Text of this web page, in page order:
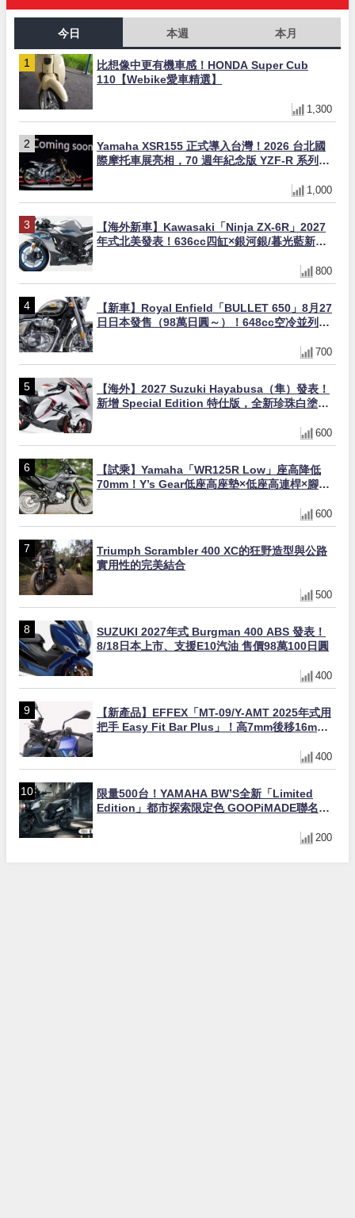
今日 本週 本月
比想像中更有機車感！HONDA Super Cub
110【Webike愛車精選】
1,300
Yamaha XSR155 正式導入台灣！2026 台北國
際摩托車展亮相，70 週年紀念版 YZF-R 系列限
1,000
【海外新車】Kawasaki「Ninja ZX-6R」2027
年式北美發表！636cc四缸×銀河銀/暮光藍新色
800
【新車】Royal Enfield「BULLET 650」8月27
日日本發售（98萬日圓～）！648cc空冷並列雙
700
【海外】2027 Suzuki Hayabusa（隼）發表！
新增 Special Edition 特仕版，全新珍珠白塗裝
600
【試乘】Yamaha「WR125R Low」座高降低
70mm！Y’s Gear低座高座墊×低座高連桿×腳踏
600
Triumph Scrambler 400 XC的狂野造型與公路
實用性的完美結合
500
SUZUKI 2027年式 Burgman 400 ABS 發表！
8/18日本上市、支援E10汽油 售價98萬100日圓
400
【新產品】EFFEX「MT-09/Y-AMT 2025年式用
把手 Easy Fit Bar Plus」！高7mm後移16mm
400
限量500台！YAMAHA BW’S全新「Limited
Edition」都市探索限定色 GOOPiMADE聯名包
200